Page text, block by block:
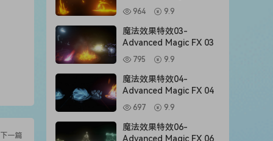
下一篇
964 9.9
魔法效果特效03-
Advanced Magic FX 03
795 9.9
魔法效果特效04-
Advanced Magic FX 04
697 9.9
魔法效果特效06-
Advanced Magic FX 06